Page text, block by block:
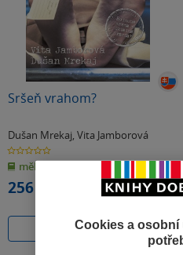
Sršeň vrahom?
Dušan Mrekaj, Vita Jamborová
0.0
z
5
hvězdiček
měkká vazba
256 Kč
Do košíku
Cookies a